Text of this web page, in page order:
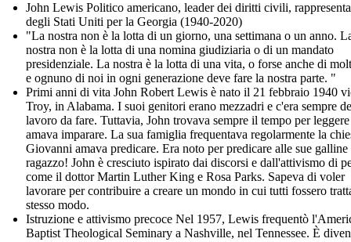
John Lewis Politico americano, leader dei diritti civili,
degli Stati Uniti per la Georgia (1940-2020)
"La nostra non è la lotta di un giorno, una settimana o un anno.
nostra non è la lotta di una nomina giudiziaria o di un mandato
presidenziale. La nostra è la lotta di una vita, o forse anche di
e ognuno di noi in ogni generazione deve fare la nostra parte. "
Primi anni di vita John Robert Lewis è nato il 21 febbraio 1940
Troy, in Alabama. I suoi genitori erano mezzadri e c'era sempre
lavoro da fare. Tuttavia, John trovava sempre il tempo per leggere
amava imparare. La sua famiglia frequentava regolarmente la
Giovanni amava predicare. Era noto per predicare alle sue galline
ragazzo! John è cresciuto ispirato dai discorsi e dall'attivismo di
come il dottor Martin Luther King e Rosa Parks. Sapeva di voler
lavorare per contribuire a creare un mondo in cui tutti fossero
stesso modo.
Istruzione e attivismo precoce Nel 1957, Lewis frequentò
Baptist Theological Seminary a Nashville, nel Tennessee. È